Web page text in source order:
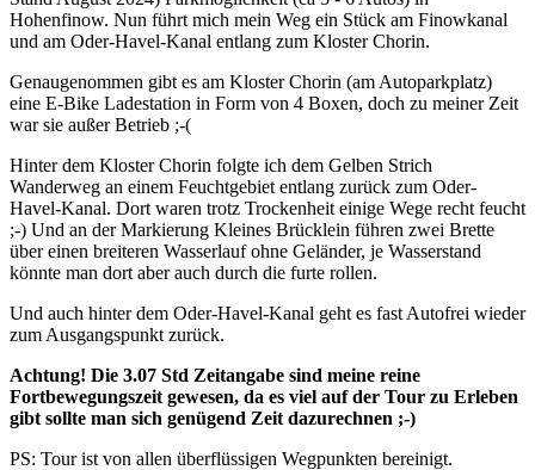
Hohenfinow. Nun führt mich mein Weg ein Stück am Finowkanal
und am Oder-Havel-Kanal entlang zum Kloster Chorin.
Genaugenommen gibt es am Kloster Chorin (am Autoparkplatz)
eine E-Bike Ladestation in Form von 4 Boxen, doch zu meiner Zeit
war sie außer Betrieb ;-(
Hinter dem Kloster Chorin folgte ich dem Gelben Strich
Wanderweg an einem Feuchtgebiet entlang zurück zum Oder-
Havel-Kanal. Dort waren trotz Trockenheit einige Wege recht feucht
;-) Und an der Markierung Kleines Brücklein führen zwei Brette
über einen breiteren Wasserlauf ohne Geländer, je Wasserstand
könnte man dort aber auch durch die furte rollen.
Und auch hinter dem Oder-Havel-Kanal geht es fast Autofrei wieder
zum Ausgangspunkt zurück.
Achtung! Die 3.07 Std Zeitangabe sind meine reine
Fortbewegungszeit gewesen, da es viel auf der Tour zu Erleben
gibt sollte man sich genügend Zeit dazurechnen ;-)
PS: Tour ist von allen überflüssigen Wegpunkten bereinigt.